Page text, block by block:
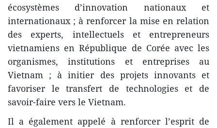
écosystèmes d’innovation nationaux et
internationaux ; à renforcer la mise en relation
des experts, intellectuels et entrepreneurs
vietnamiens en République de Corée avec les
organismes, institutions et entreprises au
Vietnam ; à initier des projets innovants et
favoriser le transfert de technologies et de
savoir-faire vers le Vietnam.
Il a également appelé à renforcer l’esprit de